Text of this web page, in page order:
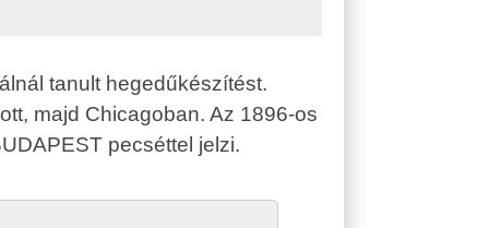
tanult hegedűkészítést.
majd Chicagoban. Az 1896-os
pecséttel jelzi.